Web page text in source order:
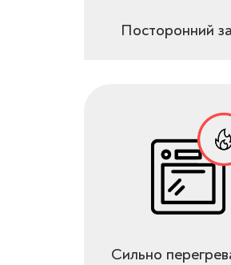
Посторонний
Сильно